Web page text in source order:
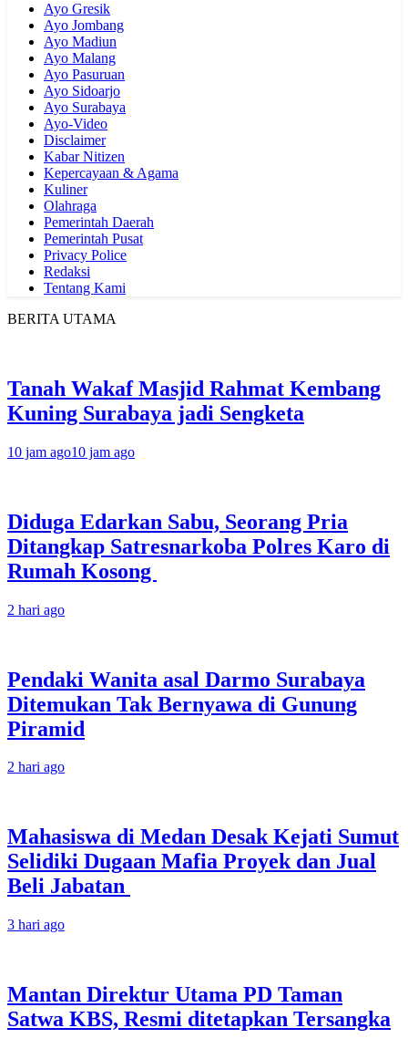
Ayo Gresik
Ayo Jombang
Ayo Madiun
Ayo Malang
Ayo Pasuruan
Ayo Sidoarjo
Ayo Surabaya
Ayo-Video
Disclaimer
Kabar Nitizen
Kepercayaan & Agama
Kuliner
Olahraga
Pemerintah Daerah
Pemerintah Pusat
Privacy Police
Redaksi
Tentang Kami
BERITA UTAMA
Tanah Wakaf Masjid Rahmat Kembang
Kuning Surabaya jadi Sengketa
10 jam ago10 jam ago
Diduga Edarkan Sabu, Seorang Pria
Ditangkap Satresnarkoba Polres Karo di
Rumah Kosong
2 hari ago
Pendaki Wanita asal Darmo Surabaya
Ditemukan Tak Bernyawa di Gunung
Piramid
2 hari ago
Mahasiswa di Medan Desak Kejati Sumut
Selidiki Dugaan Mafia Proyek dan Jual
Beli Jabatan
3 hari ago
Mantan Direktur Utama PD Taman
Satwa KBS, Resmi ditetapkan Tersangka